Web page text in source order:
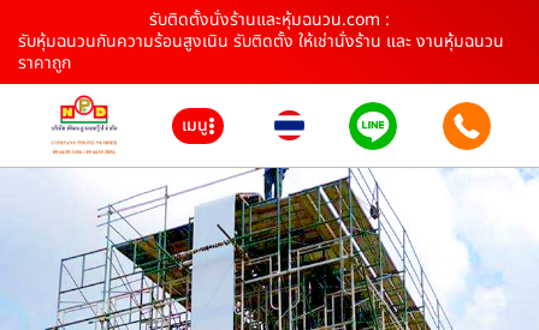
รับติดตั้งนั่งร้านและหุ้มฉนวน.com :
รับหุ้มฉนวนกันความร้อนสูงเนิน รับติดตั้ง ให้เช่านั่งร้าน และ งานหุ้มฉนวน
ราคาถูก
เมนู